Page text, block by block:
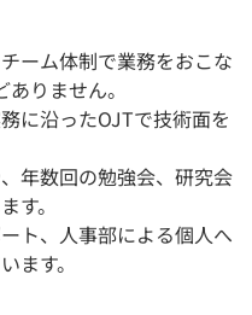
ーム体制で業務をおこな
りません。
に沿ったOJTで技術面を
年数回の勉強会、研究会
す。
ト、人事部による個人へ
ます。